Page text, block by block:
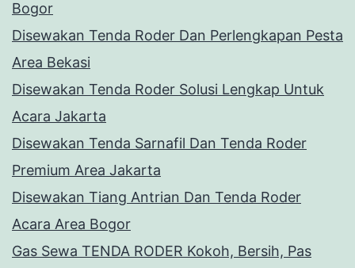
Bogor
Disewakan Tenda Roder Dan Perlengkapan Pesta
Area Bekasi
Disewakan Tenda Roder Solusi Lengkap Untuk
Acara Jakarta
Disewakan Tenda Sarnafil Dan Tenda Roder
Premium Area Jakarta
Disewakan Tiang Antrian Dan Tenda Roder
Acara Area Bogor
Gas Sewa TENDA RODER Kokoh, Bersih, Pas